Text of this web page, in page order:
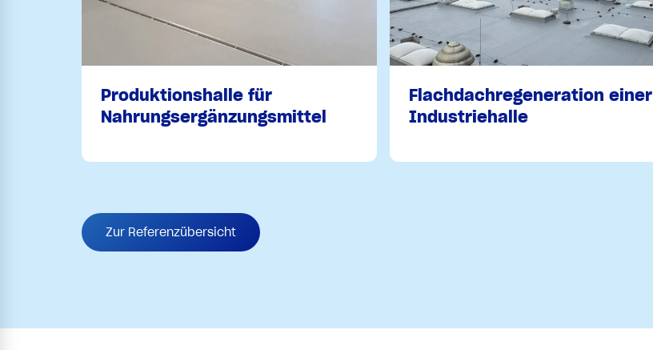
Produktionshalle für
Nahrungsergänzungsmittel
Flachdachregeneration einer
Industriehalle
Zur Referenzübersicht